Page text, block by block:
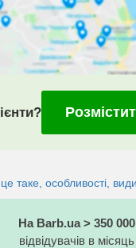
таке, особливості, види
На Barb.ua > 350 000
відвідувачів в місяць